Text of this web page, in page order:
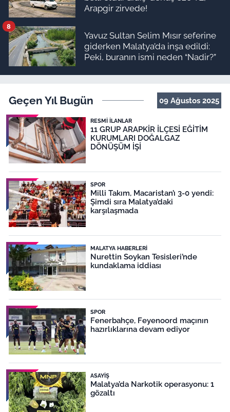
Arapgir zirvede!
Yavuz Sultan Selim Mısır seferine
giderken Malatya’da inşa edildi:
Peki, buranın ismi neden “Nadir?”
8
Geçen Yıl Bugün 09 Ağustos 2025
RESMI İLANLAR
11 GRUP ARAPKİR İLÇESİ EĞİTİM
KURUMLARI DOĞALGAZ
DÖNÜŞÜM İŞİ
SPOR
Milli Takım, Macaristan’ı 3-0 yendi:
Şimdi sıra Malatya’daki
karşılaşmada
MALATYA HABERLERI
Nurettin Soykan Tesisleri’nde
kundaklama iddiası
SPOR
Fenerbahçe, Feyenoord maçının
hazırlıklarına devam ediyor
ASAYIŞ
Malatya’da Narkotik operasyonu: 1
gözaltı